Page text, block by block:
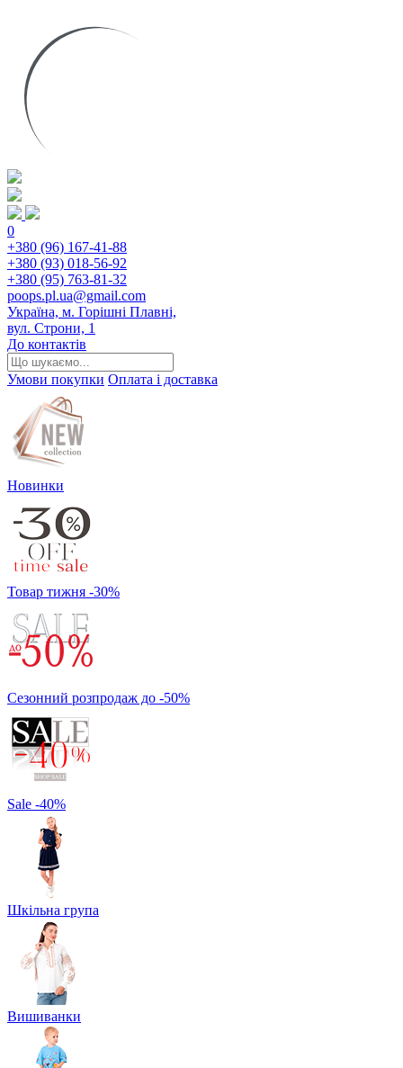
0
+380 (96) 167-41-88
+380 (93) 018-56-92
+380 (95) 763-81-32
poops.pl.ua@gmail.com
Україна, м. Горішні Плавні,
вул. Строни, 1
До контактів
Умови покупки Оплата і доставка
Новинки
Товар тижня -30%
Сезонний розпродаж до -50%
Sale -40%
Шкільна група
Вишиванки